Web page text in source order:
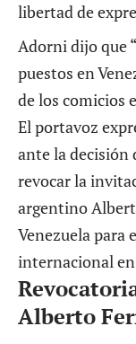
libertad de
Adorni dijo que
puestos en
de los comicios
El portavoz
ante la decisión
revocar la
argentino
Venezuela para
internacional
Alberto